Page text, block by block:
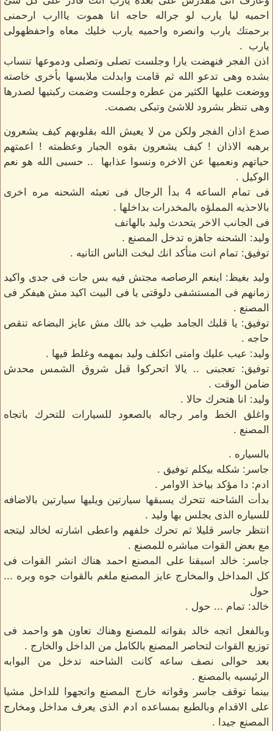
احميه ليا يارب لو جراله حاجه انا هموت يااارب ارحمنى
برحمتك يارب وانصره واحميه يارب خليك معاه واحفظهولى
يارب .
اذن الفجر فنهضت يارا وجلست تصلى وتصلى ودموعها تنساب
بشده وهى تدعو الله ثم قامت وابدلت ملابسها بأخرى خاصته
ووضعت عليها الكثير من عطره وجلست وضمت ركبتيها لصدرها
وهى تنظر بشرود للاشئ وتبكى بصمت.
صدع اذان الفجر ولكن من لا يعيش الله بقلوبهم كيف يشعرون
برهبه الاذان ! كيف يشعرون بقوه الجبار وعظمته ! اعمتهم
حياتهم ونعميها عن الاخره ونسوا عذابها .. حسبى الله هو نعم
الوكيل .
فى تمام الساعه 4 بدأ الرجال فى تعبئه الشحنه مره اخرى
بالاحذيه المملؤه بالمخدرات بداخلها .
فى الجانب الاخر يتحدث وليد بالهاتف
وليد: الشحنه جاهزه تدخل المصنع .
توفيق: تمام انت متأكد انك لبخت الناس التانيه .
وليد بغيظ: اينعم الرصاصه مجتش فيه بس جات فى جدى واكيد
زمانهم فى المستشفى دلوقتى يا فى البيت اكيد مش هيفكر فى
المصنع .
توفيق: يا قلبك الجامد طيب خد بالك مش عايز البضاعه تنقص
حاجه .
وليد: عيب عليك وامتى اتكلف وليد بمهمه وغلط فيها .
توفيق: تعجبنى .. يالا اتحركوا قبل شروق الشمس محدش
ضامن الوقت .
وليد: انا هتحرك حالا .
واغلق الخط وامر رجاله بالصعود للسيارات للتحرك باتجاه
المصنع .
بالسياره .
جاسر: شكله بيكلم توفيق .
ادم: دا مؤكد بياخذ الاوامر .
بدأت الشاحنه تتحرك يسبقها سيارتين ويليها سيارتين بالاضافه
للسياره الذى يجلس بها وليد .
انتظر جاسر قليلا ثم تحرك خلفهم واعطى اشارته لخالد ليتجه
مع بعض القوات مباشره للمصنع .
جاسر: خالد اسبقنا على المصنع احمد هناك انشر القوات فى
كل المداخل والمخارج عايز المصنع ملغم بالقوات جوه وبره ...
حول
خالد: تمام ... حول .
وبالفعل اتجه خالد بقواته للمصنع وهناك تعاون هو واحمد فى
توزيع القوات لتحاصر المصنع بالكامل من الداخل والخارج .
بعد حوالى نصف ساعه كانت الشاحنه تدخل من البوابه
الرئيسيه بالمصنع .
بينما توقف جاسر وقواته خارج المصنع واتجهوا للداخل مشيا
على الاقدام وبالطبع بمساعده ادم الذى يعرف مداخل ومخارج
المصنع جيدا .